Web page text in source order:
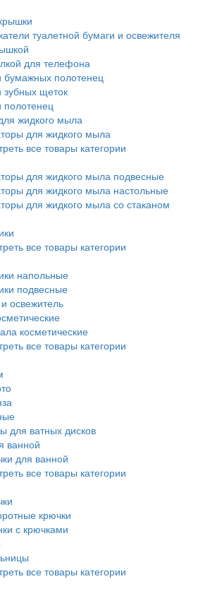
туалетной бумаги и освежителя
для телефона
бумажных полотенец
зубных щеток
полотенец
жидкого мыла
для жидкого мыла
все товары категории
для жидкого мыла подвесные
для жидкого мыла настольные
для жидкого мыла со стаканом
все товары категории
напольные
подвесные
освежитель
косметические
все товары категории
для ватных дисков
ванной
для ванной
все товары категории
крючки
с крючками
все товары категории